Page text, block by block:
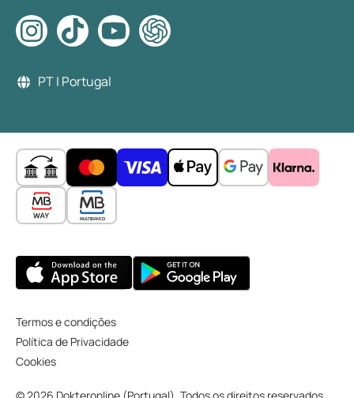
PT | Portugal
Termos e condições
Política de Privacidade
Cookies